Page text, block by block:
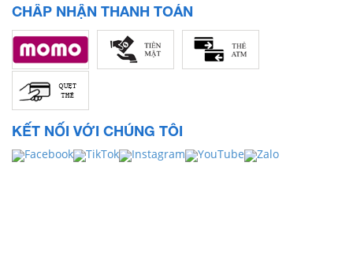
CHẤP NHẬN THANH TOÁN
KẾT NỐI VỚI CHÚNG TÔI